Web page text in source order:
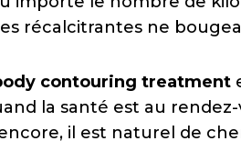
récalcitrantes ne
contouring treatment
la santé est au
il est naturel de